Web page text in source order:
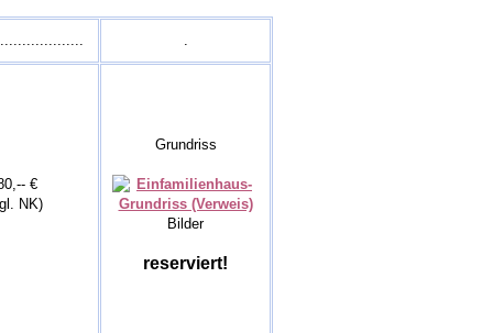
.
€
NK)
Grundriss
Bilder
reserviert!